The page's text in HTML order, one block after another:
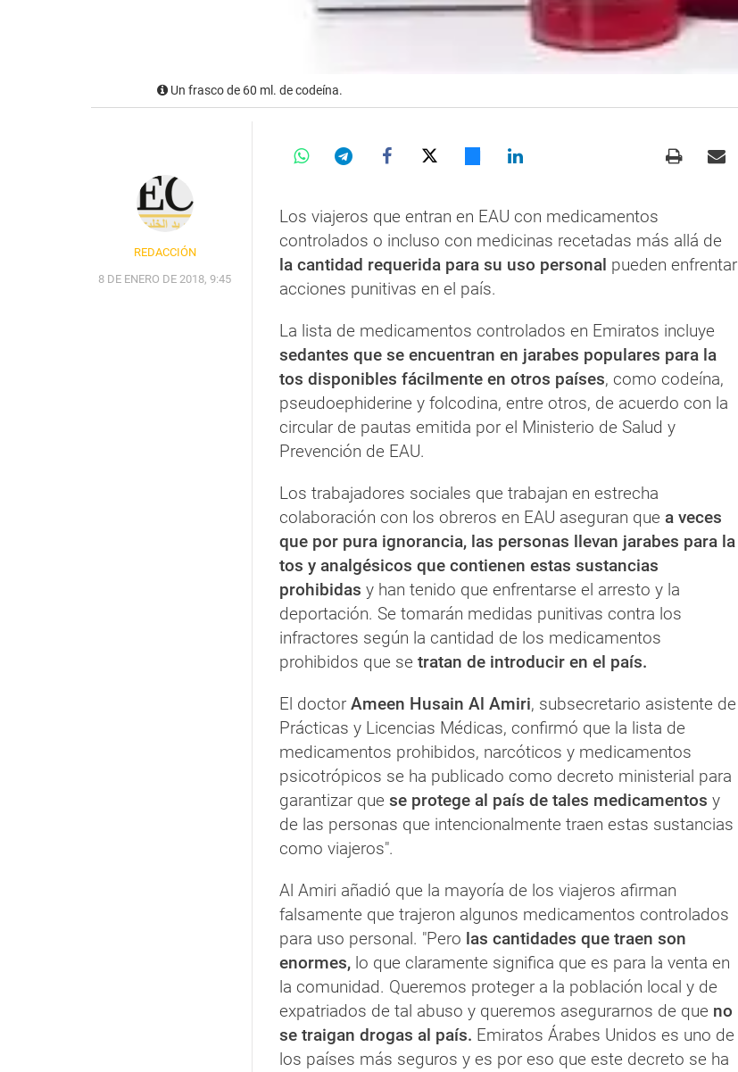
Un frasco de 60 ml. de codeína.
REDACCIÓN
8 DE ENERO DE 2018, 9:45
Los viajeros que entran en EAU con medicamentos
controlados o incluso con medicinas recetadas más allá de
la cantidad requerida para su uso personal pueden enfrentar
acciones punitivas en el país.
La lista de medicamentos controlados en Emiratos incluye
sedantes que se encuentran en jarabes populares para la
tos disponibles fácilmente en otros países, como codeína,
pseudoephiderine y folcodina, entre otros, de acuerdo con la
circular de pautas emitida por el Ministerio de Salud y
Prevención de EAU.
Los trabajadores sociales que trabajan en estrecha
colaboración con los obreros en EAU aseguran que a veces
que por pura ignorancia, las personas llevan jarabes para la
tos y analgésicos que contienen estas sustancias
prohibidas y han tenido que enfrentarse el arresto y la
deportación. Se tomarán medidas punitivas contra los
infractores según la cantidad de los medicamentos
prohibidos que se tratan de introducir en el país.
El doctor Ameen Husain Al Amiri, subsecretario asistente de
Prácticas y Licencias Médicas, confirmó que la lista de
medicamentos prohibidos, narcóticos y medicamentos
psicotrópicos se ha publicado como decreto ministerial para
garantizar que se protege al país de tales medicamentos y
de las personas que intencionalmente traen estas sustancias
como viajeros".
Al Amiri añadió que la mayoría de los viajeros afirman
falsamente que trajeron algunos medicamentos controlados
para uso personal. "Pero las cantidades que traen son
enormes, lo que claramente significa que es para la venta en
la comunidad. Queremos proteger a la población local y de
expatriados de tal abuso y queremos asegurarnos de que no
se traigan drogas al país. Emiratos Árabes Unidos es uno de
los países más seguros y es por eso que este decreto se ha